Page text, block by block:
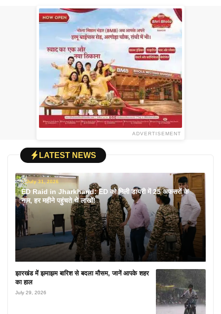
ADVERTISEMENT
LATEST NEWS
July 31, 2026
ED Raid in Jharkhand: ED को मिली डायरी में 25 अफसरों के
नाम, हर महीने पहुंचते थे लाखों!
झारखंड में झमाझम बारिश से बदला मौसम, जानें आपके शहर
का हाल
July 29, 2026